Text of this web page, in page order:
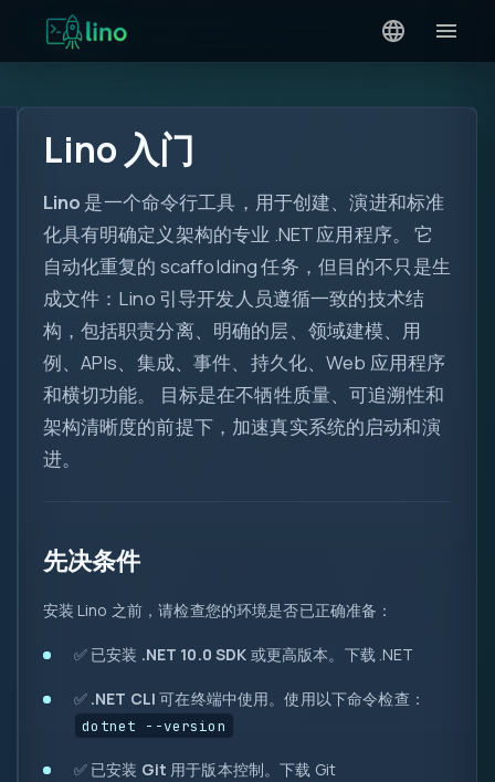
0
1
Lino 入门
Lino 是一个命令行工具，用于创建、演进和标准
化具有明确定义架构的专业 .NET 应用程序。 它
自动化重复的 scaffolding 任务，但目的不只是生
成文件：Lino 引导开发人员遵循一致的技术结
构，包括职责分离、明确的层、领域建模、用
例、APIs、集成、事件、持久化、Web 应用程序
和横切功能。 目标是在不牺牲质量、可追溯性和
架构清晰度的前提下，加速真实系统的启动和演
进。
先决条件
安装 Lino 之前，请检查您的环境是否已正确准备：
✅ 已安装 .NET 10.0 SDK 或更高版本。 下载 .NET
✅ .NET CLI 可在终端中使用。使用以下命令检查：
dotnet --version
✅ 已安装 Git 用于版本控制。下载 Git